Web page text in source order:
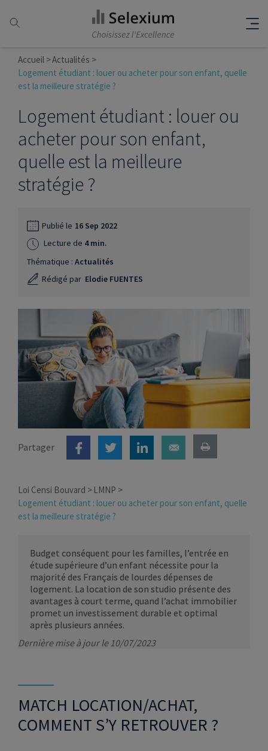
Accueil
Actualités
Logement étudiant : louer ou acheter pour son enfant, quelle
est la meilleure stratégie ?
Logement étudiant : louer ou
acheter pour son enfant,
quelle est la meilleure
stratégie ?
Publié le 16 Sep 2022
Lecture de 4 min.
Thématique : Actualités
Rédigé par Elodie FUENTES
Partager
Loi Censi Bouvard
LMNP
Logement étudiant : louer ou acheter pour son enfant, quelle
est la meilleure stratégie ?
Budget conséquent pour les familles, l’entrée en
étude supérieure d’un enfant nécessite pour la
majorité des Français de lourdes dépenses de
logement. La location de son studio présente des
avantages à court terme, quand l’achat immobilier
promet un investissement durable et optimal
après plusieurs années.
Dernière mise à jour le 10/07/2023
MATCH LOCATION/ACHAT,
COMMENT S’Y RETROUVER ?